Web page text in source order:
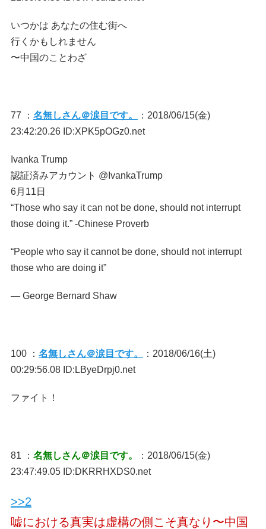
いつかは あなたの住む街へ
行くかもしれません
〜中国のことわざ
77 ： 名無しさん＠涙目です。
：2018/06/15(金)
23:42:20.26 ID:XPK5pOGz0.net
Ivanka Trump
‏認証済みアカウント @IvankaTrump
6月11日
“Those who say it can not be done, should not interrupt
those doing it.” -Chinese Proverb
“People who say it cannot be done, should not interrupt
those who are doing it”
― George Bernard Shaw
100 ： 名無しさん＠涙目です。
：2018/06/16(土)
00:29:56.08 ID:LByeDrpj0.net
ファイト！
81 ： 名無しさん＠涙目です。
：2018/06/15(金)
23:47:49.05 ID:DKRRHXDS0.net
>>2
嘘における真実は虚構の側こそ真なり〜中国